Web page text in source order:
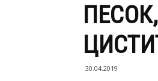
30.04.2019